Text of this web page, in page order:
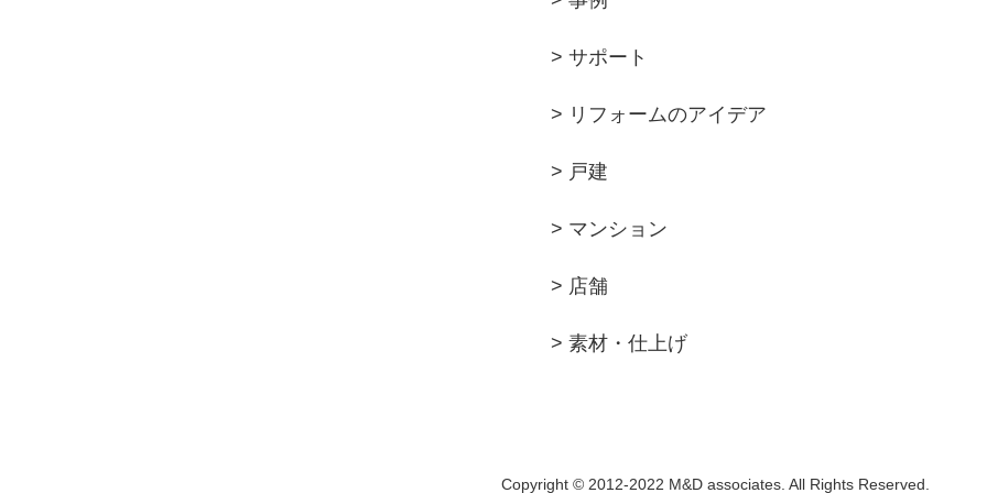
> サポート
> リフォームのアイデア
> 戸建
> マンション
> 店舗
> 素材・仕上げ
Copyright © 2012-2022 M&D associates. All Rights Reserved.